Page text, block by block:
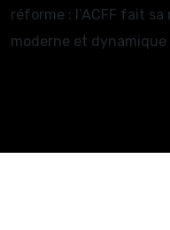
réforme : l’ACFF fait
moderne et dynamique